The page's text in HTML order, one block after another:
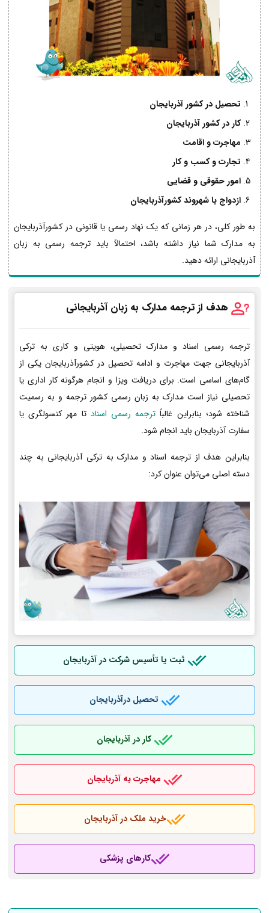
تحصیل در کشور آذربایجان
کار در کشور آذربایجان
مهاجرت و اقامت
تجارت و کسب و کار
امور حقوقی و قضایی
ازدواج با شهروند کشورآذربایجان
به طور کلی، در هر زمانی که یک نهاد رسمی یا قانونی در کشورآذربایجان
به مدارک شما نیاز داشته باشد، احتمالاً باید ترجمه رسمی به زبان
آذربایجانی ارائه دهید.
هدف از ترجمه مدارک به زبان آذربایجانی
ترجمه رسمی اسناد و مدارک تحصیلی، هویتی و کاری به ترکی
آذربایجانی جهت مهاجرت و ادامه تحصیل در کشورآذربایجان یکی از
گام‌های اساسی است. برای دریافت ویزا و انجام هرگونه کار اداری یا
تحصیلی نیاز است مدارک به زبان رسمی کشور ترجمه و به رسمیت
شناخته شود؛ بنابراین غالباً ترجمه رسمی اسناد تا مهر کنسولگری یا
سفارت آذربایجان باید انجام شود.
بنابراین هدف از ترجمه اسناد و مدارک به ترکی آذربایجانی به چند
دسته اصلی می‌توان عنوان کرد:
ثبت یا تأسیس شرکت در آذربایجان
تحصیل درآذربایجان
کار در آذربایجان
مهاجرت به آذربایجان
خرید ملک در آذربایجان
کارهای پزشکی